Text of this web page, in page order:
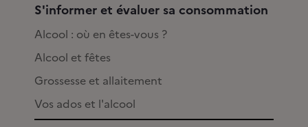
S'informer et évaluer sa consommation
Alcool : où en êtes-vous ?
Alcool et fêtes
Grossesse et allaitement
Vos ados et l'alcool